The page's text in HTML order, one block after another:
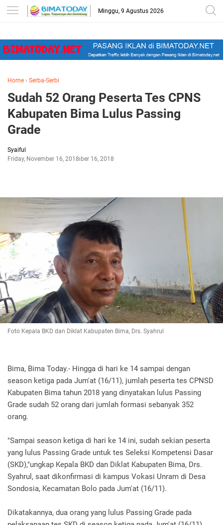
-->
Minggu, 9 Agustus 2026
Home › Serba-Serbi
Sudah 52 Orang Peserta Tes CPNS
Kabupaten Bima Lulus Passing
Grade
Syaiful
Friday, November 16, 2018November 16, 2018
Foto Kepala BKD dan Diklat Kabupaten Bima, Drs. Syahrul
Bima, Bima Today.- Hingga di hari ke 14 sampai dengan
season ketiga pada Jum'at (16/11), jumlah peserta tes CPNSD
Kabupaten Bima tahun 2018 yang dinyatakan lulus Passing
Grade sudah 52 orang dari jumlah formasi sebanyak 352
orang.
"Sampai season ketiga di hari ke 14 ini, sudah sekian peserta
yang lulus Passing Grade untuk tes Seleksi Kompetensi Dasar
(SKD),"ungkap Kepala BKD dan Diklat Kabupaten Bima, Drs.
Syahrul, saat dikonfirmasi di kampus Vokasi Unram di Desa
Sondosia, Kecamatan Bolo pada Jum'at (16/11).
Dikatakannya, dua orang yang lulus Passing Grade pada